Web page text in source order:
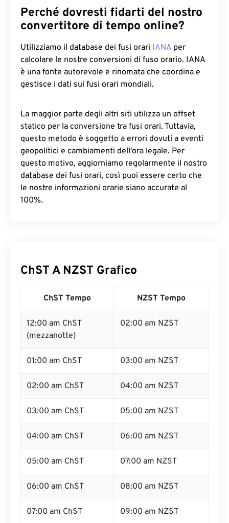
Perché dovresti fidarti del nostro
convertitore di tempo online?
Utilizziamo il database dei fusi orari IANA per
calcolare le nostre conversioni di fuso orario. IANA
è una fonte autorevole e rinomata che coordina e
gestisce i dati sui fusi orari mondiali.
La maggior parte degli altri siti utilizza un offset
statico per la conversione tra fusi orari. Tuttavia,
questo metodo è soggetto a errori dovuti a eventi
geopolitici e cambiamenti dell'ora legale. Per
questo motivo, aggiorniamo regolarmente il nostro
database dei fusi orari, così puoi essere certo che
le nostre informazioni orarie siano accurate al
100%.
ChST A NZST Grafico
ChST Tempo NZST Tempo
12:00 am ChST
(mezzanotte)
02:00 am NZST
01:00 am ChST 03:00 am NZST
02:00 am ChST 04:00 am NZST
03:00 am ChST 05:00 am NZST
04:00 am ChST 06:00 am NZST
05:00 am ChST 07:00 am NZST
06:00 am ChST 08:00 am NZST
07:00 am ChST 09:00 am NZST